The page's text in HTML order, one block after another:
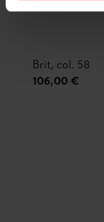
Brit, col. 58
106,00 €